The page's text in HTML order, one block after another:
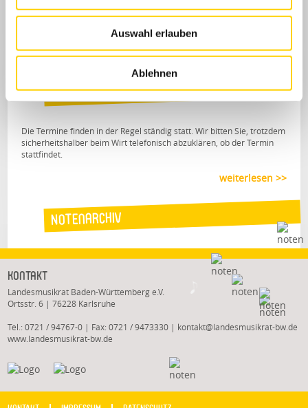
Auswahl erlauben
Ablehnen
Aufspiela Termine
Die Termine finden in der Regel ständig statt. Wir bitten Sie, trotzdem
sicherheitshalber beim Wirt telefonisch abzuklären, ob der Termin
stattfindet.
weiterlesen >>
Notenarchiv
Kontakt
Landesmusikrat Baden-Württemberg e.V.
Ortsstr. 6 | 76228 Karlsruhe
Tel.: 0721 / 94767-0 | Fax: 0721 / 9473330 | kontakt@landesmusikrat-bw.de
www.landesmusikrat-bw.de